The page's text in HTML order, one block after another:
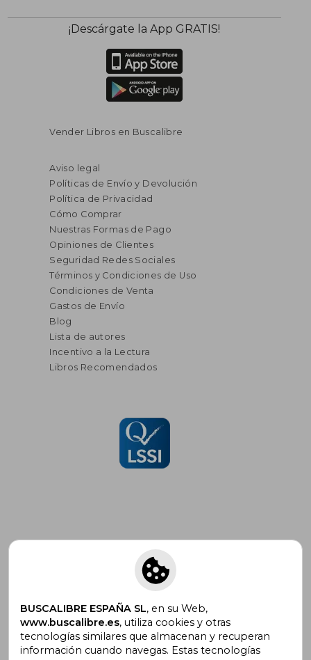
¡Descárgate la App GRATIS!
Vender Libros en Buscalibre
Aviso legal
Políticas de Envío y Devolución
Política de Privacidad
Cómo Comprar
Nuestras Formas de Pago
Opiniones de Clientes
Seguridad Redes Sociales
Términos y Condiciones de Uso
Condiciones de Venta
Gastos de Envío
Blog
Lista de autores
Incentivo a la Lectura
Libros Recomendados
Suscríbete para recibir ofertas y
promociones
¿Necesitas ayuda?
BUSCALIBRE ESPAÑA SL, en su Web,
www.buscalibre.es, utiliza cookies y otras
tecnologías similares que almacenan y recuperan
información cuando navegas. Estas tecnologías